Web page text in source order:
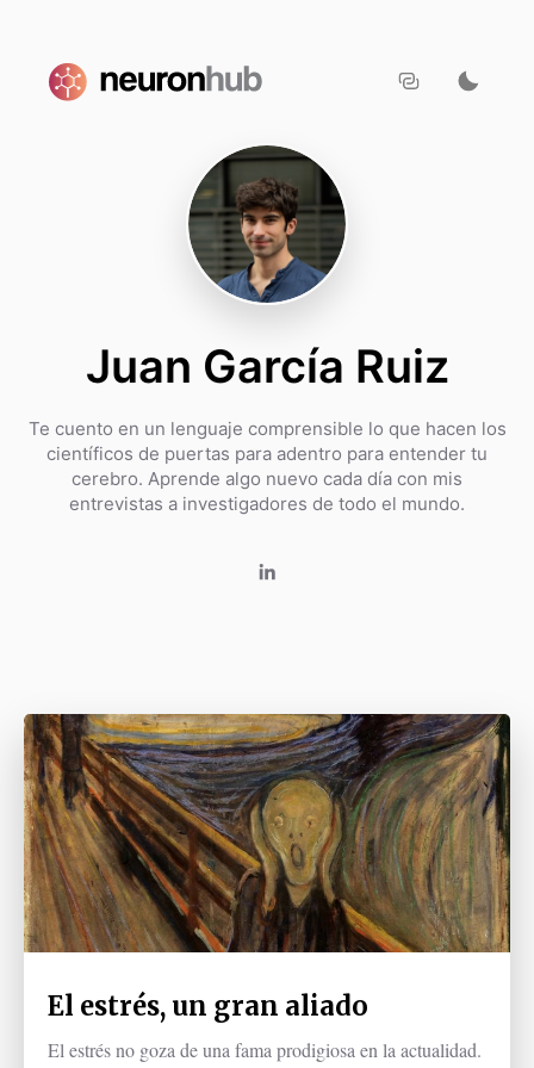
Juan García Ruiz
Te cuento en un lenguaje comprensible lo que hacen los
científicos de puertas para adentro para entender tu
cerebro. Aprende algo nuevo cada día con mis
entrevistas a investigadores de todo el mundo.
El estrés, un gran aliado
El estrés no goza de una fama prodigiosa en la actualidad.